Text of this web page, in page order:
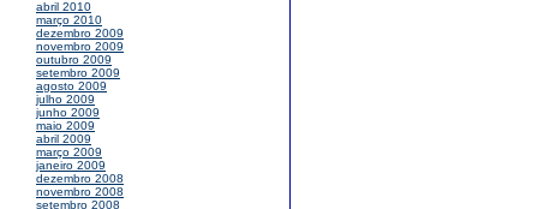
abril 2010
março 2010
dezembro 2009
novembro 2009
outubro 2009
setembro 2009
agosto 2009
julho 2009
junho 2009
maio 2009
abril 2009
março 2009
janeiro 2009
dezembro 2008
novembro 2008
setembro 2008